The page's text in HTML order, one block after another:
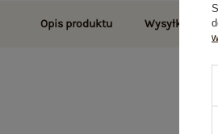
Opis produktu Wysyłka i